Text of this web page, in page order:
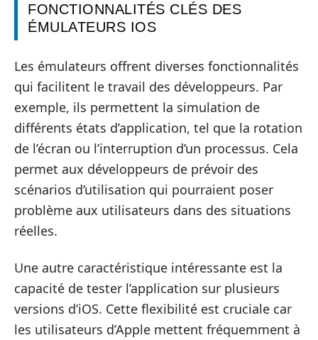
FONCTIONNALITÉS CLÉS DES
ÉMULATEURS IOS
Les émulateurs offrent diverses fonctionnalités
qui facilitent le travail des développeurs. Par
exemple, ils permettent la simulation de
différents états d’application, tel que la rotation
de l’écran ou l’interruption d’un processus. Cela
permet aux développeurs de prévoir des
scénarios d’utilisation qui pourraient poser
problème aux utilisateurs dans des situations
réelles.
Une autre caractéristique intéressante est la
capacité de tester l’application sur plusieurs
versions d’iOS. Cette flexibilité est cruciale car
les utilisateurs d’Apple mettent fréquemment à